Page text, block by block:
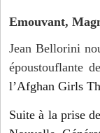
Emouvant,
Jean Bellorini
époustouflante
l’Afghan Girls
Suite à la prise